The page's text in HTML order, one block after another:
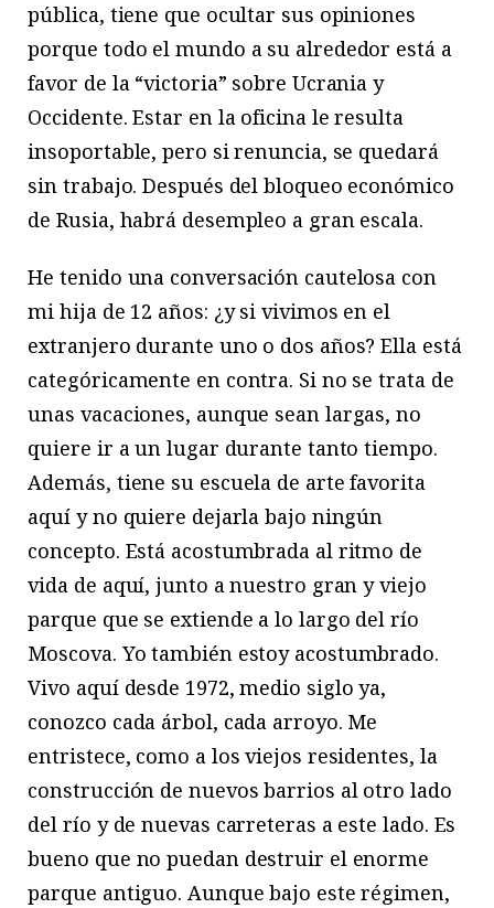
pública, tiene que ocultar sus opiniones
porque todo el mundo a su alrededor está a
favor de la “victoria” sobre Ucrania y
Occidente. Estar en la oficina le resulta
insoportable, pero si renuncia, se quedará
sin trabajo. Después del bloqueo económico
de Rusia, habrá desempleo a gran escala.
He tenido una conversación cautelosa con
mi hija de 12 años: ¿y si vivimos en el
extranjero durante uno o dos años? Ella está
categóricamente en contra. Si no se trata de
unas vacaciones, aunque sean largas, no
quiere ir a un lugar durante tanto tiempo.
Además, tiene su escuela de arte favorita
aquí y no quiere dejarla bajo ningún
concepto. Está acostumbrada al ritmo de
vida de aquí, junto a nuestro gran y viejo
parque que se extiende a lo largo del río
Moscova. Yo también estoy acostumbrado.
Vivo aquí desde 1972, medio siglo ya,
conozco cada árbol, cada arroyo. Me
entristece, como a los viejos residentes, la
construcción de nuevos barrios al otro lado
del río y de nuevas carreteras a este lado. Es
bueno que no puedan destruir el enorme
parque antiguo. Aunque bajo este régimen,